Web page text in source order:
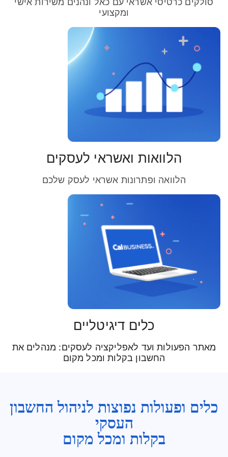
ומקצועי
הלוואות ואשראי לעסקים
הלוואה ופתרונות אשראי לעסק שלכם
כלים דיגיטליים
מאתר הפעולות ועד לאפליקציה לעסקים: מנהלים את
החשבון בקלות ומכל מקום
כלים ופעולות נפוצות לניהול החשבון
העסקי
בקלות ומכל מקום